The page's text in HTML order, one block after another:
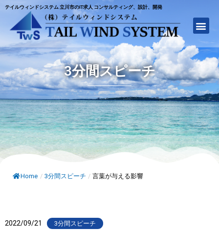
テイルウィンドシステム 立川市のIT求人 コンサルティング、設計、開発
3分間スピーチ
Home / 3分間スピーチ / 言葉が与える影響
2022/09/21 3分間スピーチ